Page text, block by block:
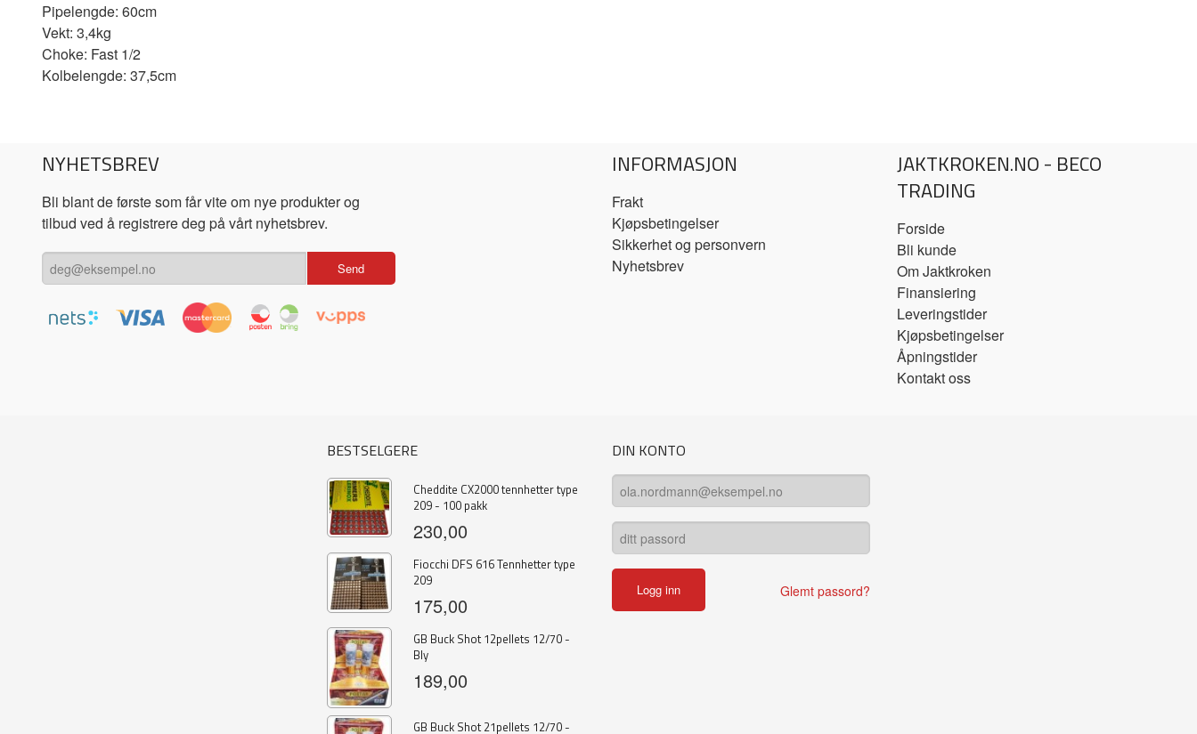
Pipelengde: 60cm
Vekt: 3,4kg
Choke: Fast 1/2
Kolbelengde: 37,5cm
NYHETSBREV
Bli blant de første som får vite om nye produkter og
tilbud ved å registrere deg på vårt nyhetsbrev.
INFORMASJON
Frakt
Kjøpsbetingelser
Sikkerhet og personvern
Nyhetsbrev
JAKTKROKEN.NO - BECO
TRADING
Forside
Bli kunde
Om Jaktkroken
Finansiering
Leveringstider
Kjøpsbetingelser
Åpningstider
Kontakt oss
BESTSELGERE
Cheddite CX2000 tennhetter type
209 - 100 pakk
230,00
Fiocchi DFS 616 Tennhetter type
209
175,00
GB Buck Shot 12pellets 12/70 -
Bly
189,00
GB Buck Shot 21pellets 12/70 -
DIN KONTO
Glemt passord?